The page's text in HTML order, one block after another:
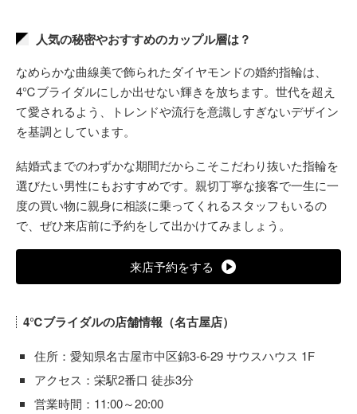
人気の秘密やおすすめのカップル層は？
なめらかな曲線美で飾られたダイヤモンドの婚約指輪は、
4℃ブライダルにしか出せない輝きを放ちます。世代を超え
て愛されるよう、トレンドや流行を意識しすぎないデザイン
を基調としています。
結婚式までのわずかな期間だからこそこだわり抜いた指輪を
選びたい男性にもおすすめです。親切丁寧な接客で一生に一
度の買い物に親身に相談に乗ってくれるスタッフもいるの
で、ぜひ来店前に予約をして出かけてみましょう。
来店予約をする
4℃ブライダルの店舗情報（名古屋店）
住所：愛知県名古屋市中区錦3-6-29 サウスハウス 1F
アクセス：栄駅2番口 徒歩3分
営業時間：11:00～20:00